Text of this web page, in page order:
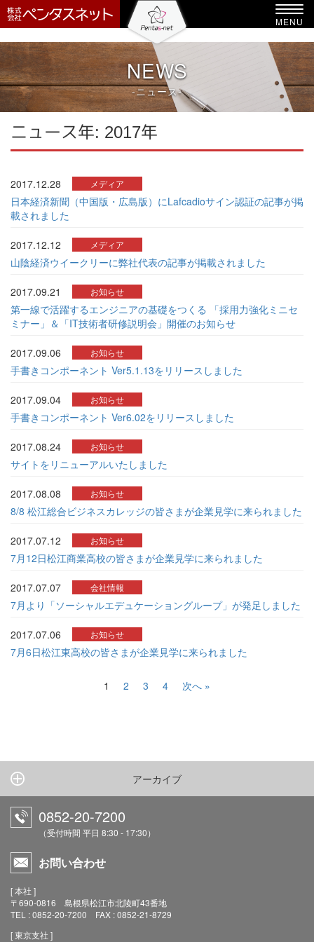
-->
MENU
NEWS
-ニュース-
ニュース年: 2017年
2017.12.28 メディア
日本経済新聞（中国版・広島版）にLafcadioサイン認証の記事が掲
載されました
2017.12.12 メディア
山陰経済ウイークリーに弊社代表の記事が掲載されました
2017.09.21 お知らせ
第一線で活躍するエンジニアの基礎をつくる 「採用力強化ミニセ
ミナー」＆「IT技術者研修説明会」開催のお知らせ
2017.09.06 お知らせ
手書きコンポーネント Ver5.1.13をリリースしました
2017.09.04 お知らせ
手書きコンポーネント Ver6.02をリリースしました
2017.08.24 お知らせ
サイトをリニューアルいたしました
2017.08.08 お知らせ
8/8 松江総合ビジネスカレッジの皆さまが企業見学に来られました
2017.07.12 お知らせ
7月12日松江商業高校の皆さまが企業見学に来られました
2017.07.07 会社情報
7月より「ソーシャルエデュケーショングループ」が発足しました
2017.07.06 お知らせ
7月6日松江東高校の皆さまが企業見学に来られました
投
ジ
送
り
1 2 3 4 次へ »
アーカイブ
0852-20-7200
（受付時間 平日 8:30 - 17:30）
お問い合わせ
[ 本社 ]
〒690-0816 島根県松江市北陵町43番地
TEL : 0852-20-7200 FAX : 0852-21-8729
[ 東京支社 ]